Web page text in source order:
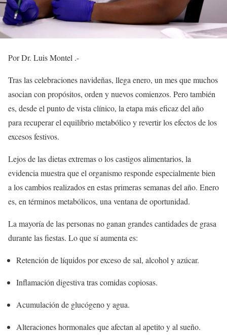
Por Dr. Luis Montel .-
Tras las celebraciones navideñas, llega enero, un mes que muchos
asocian con propósitos, orden y nuevos comienzos. Pero también
es, desde el punto de vista clínico, la etapa más eficaz del año
para recuperar el equilibrio metabólico y revertir los efectos de los
excesos festivos.
Lejos de las dietas extremas o los castigos alimentarios, la
evidencia muestra que el organismo responde especialmente bien
a los cambios realizados en estas primeras semanas del año. Enero
es, en términos metabólicos, una ventana de oportunidad.
La mayoría de las personas no ganan grandes cantidades de grasa
durante las fiestas. Lo que sí aumenta es:
Retención de líquidos por exceso de sal, alcohol y azúcar.
Inflamación digestiva tras comidas copiosas.
Acumulación de glucógeno y agua.
Alteraciones hormonales que afectan al apetito y al sueño.